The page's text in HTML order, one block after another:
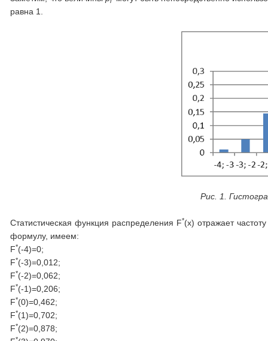
равна 1.
Рис. 1.
Статистическая функция распределения F*(x) отражает
формулу, имеем:
F*(-4)=0;
F*(-3)=0,012;
F*(-2)=0,062;
F*(-1)=0,206;
F*(0)=0,462;
F*(1)=0,702;
F*(2)=0,878;
*